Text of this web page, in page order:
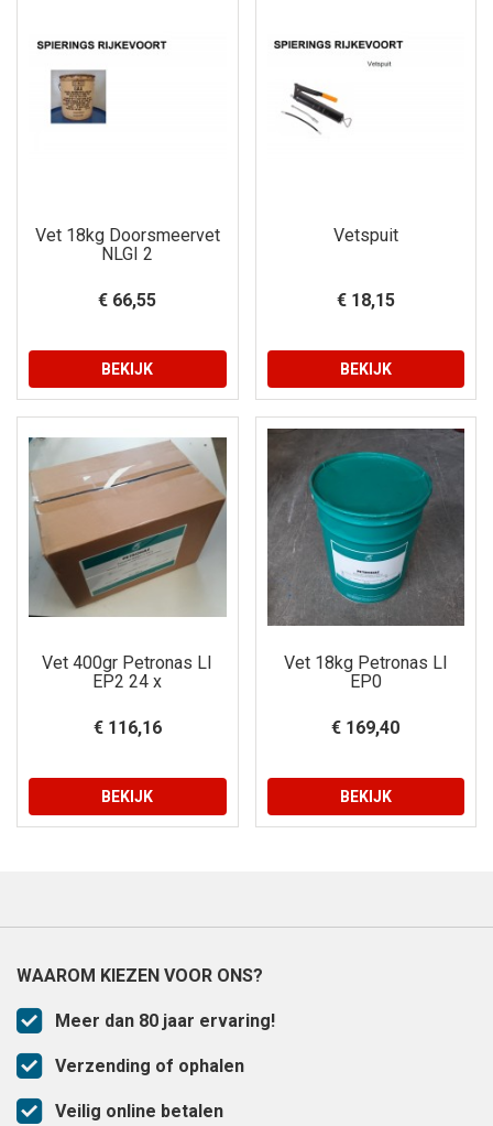
Vet 18kg Doorsmeervet
NLGI 2
€ 66,55
BEKIJK
Vetspuit
€ 18,15
BEKIJK
Vet 400gr Petronas LI
EP2 24 x
€ 116,16
BEKIJK
Vet 18kg Petronas LI
EP0
€ 169,40
BEKIJK
WAAROM KIEZEN VOOR ONS?
Meer dan 80 jaar ervaring!
Verzending of ophalen
Veilig online betalen